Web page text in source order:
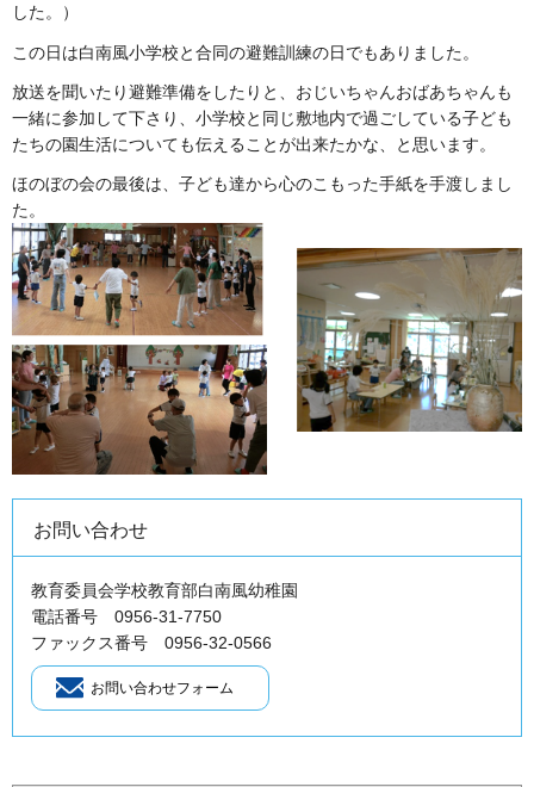
した。）
この日は白南風小学校と合同の避難訓練の日でもありました。
放送を聞いたり避難準備をしたりと、おじいちゃんおばあちゃんも
一緒に参加して下さり、小学校と同じ敷地内で過ごしている子ども
たちの園生活についても伝えることが出来たかな、と思います。
ほのぼの会の最後は、子ども達から心のこもった手紙を手渡しまし
た。
お問い合わせ
教育委員会学校教育部白南風幼稚園
電話番号 0956-31-7750
ファックス番号 0956-32-0566